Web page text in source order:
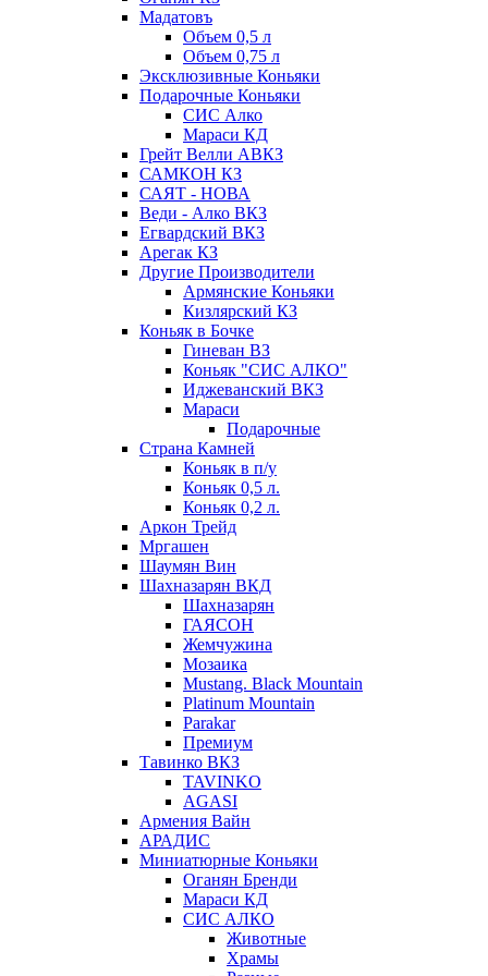
Мадатовъ
Объем 0,5 л
Объем 0,75 л
Эксклюзивные Коньяки
Подарочные Коньяки
СИС Алко
Мараси КД
Грейт Велли АВКЗ
САМКОН КЗ
САЯТ - НОВА
Веди - Алко ВКЗ
Егвардский ВКЗ
Арегак КЗ
Другие Производители
Армянские Коньяки
Кизлярский КЗ
Коньяк в Бочке
Гиневан ВЗ
Коньяк "СИС АЛКО"
Иджеванский ВКЗ
Мараси
Подарочные
Страна Камней
Коньяк в п/у
Коньяк 0,5 л.
Коньяк 0,2 л.
Аркон Трейд
Мргашен
Шаумян Вин
Шахназарян ВКД
Шахназарян
ГАЯСОН
Жемчужина
Мозаика
Mustang. Black Mountain
Platinum Mountain
Parakar
Премиум
Тавинко ВКЗ
TAVINKO
AGASI
Армения Вайн
АРАДИС
Миниатюрные Коньяки
Оганян Бренди
Мараси КД
СИС АЛКО
Животные
Храмы